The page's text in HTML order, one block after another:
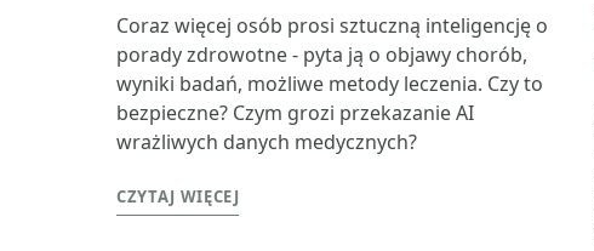
Coraz więcej osób prosi sztuczną inteligencję o
porady zdrowotne - pyta ją o objawy chorób,
wyniki badań, możliwe metody leczenia. Czy to
bezpieczne? Czym grozi przekazanie AI
wrażliwych danych medycznych?
CZYTAJ WIĘCEJ